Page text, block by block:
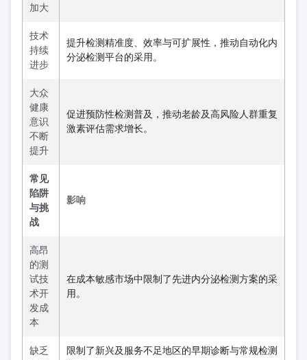
加大
技术
持续
进步
提升检测精准度、效率与可扩展性，推动自动化内
分泌检测平台的采用。
大众
健康
意识
不断
提升
促进预防性检测普及，推动老龄及高风险人群重复
激素评估需求增长。
常见
陷阱
与挑
战
影响
高昂
的测
试技
术开
发成
本
在成本敏感市场中限制了先进内分泌检测方案的采
用。
缺乏
限制了新兴及服务不足地区的早期诊断与常规检测